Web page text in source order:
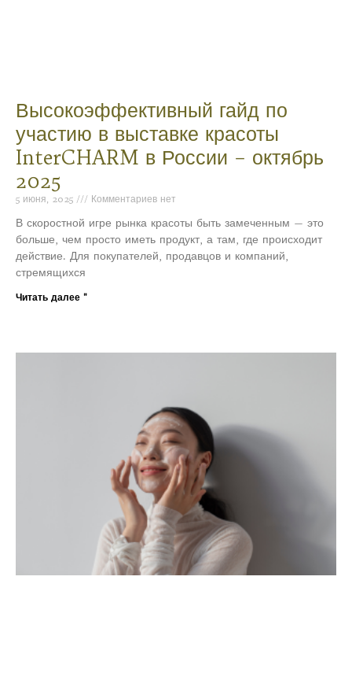
Высокоэффективный гайд по
участию в выставке красоты
InterCHARM в России – октябрь
2025
5 июня, 2025 Комментариев нет
В скоростной игре рынка красоты быть замеченным — это
больше, чем просто иметь продукт, а там, где происходит
действие. Для покупателей, продавцов и компаний,
стремящихся
Читать далее "